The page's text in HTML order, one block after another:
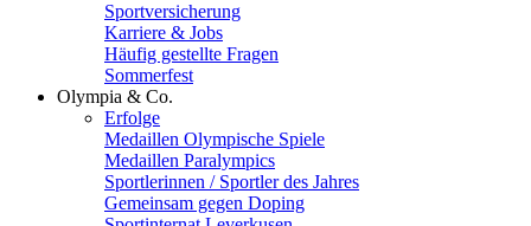
Sportversicherung
Karriere & Jobs
Häufig gestellte Fragen
Sommerfest
Olympia & Co.
Erfolge
Medaillen Olympische Spiele
Medaillen Paralympics
Sportlerinnen / Sportler des Jahres
Gemeinsam gegen Doping